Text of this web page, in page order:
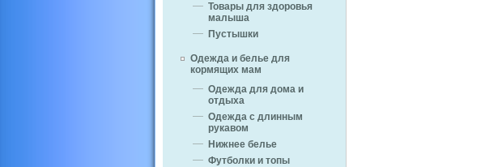
Товары для здоровья
малыша
Пустышки
Одежда и белье для
кормящих мам
Одежда для дома и
отдыха
Одежда с длинным
рукавом
Нижнее белье
Футболки и топы